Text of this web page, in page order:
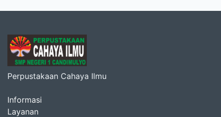
Perpustakaan Cahaya Ilmu
Informasi
Layanan